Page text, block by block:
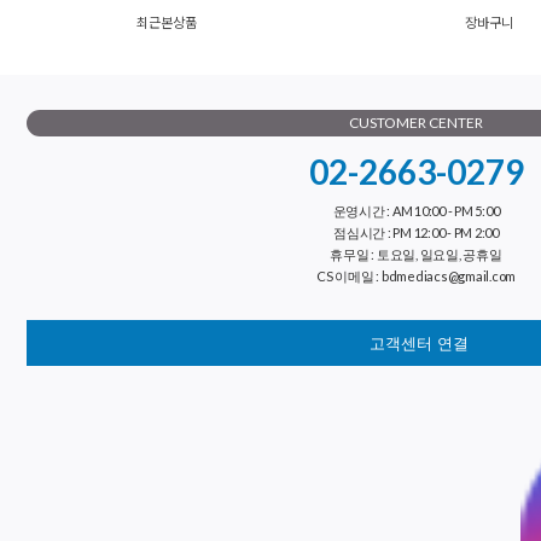
최근본상품 장바구니
CUSTOMER CENTER
02-2663-0279
운영시간 : AM 10:00 - PM 5:00
점심시간 : PM 12:00 - PM 2:00
휴무일 : 토요일, 일요일, 공휴일
CS 이메일 : bdmediacs@gmail.com
고객센터 연결